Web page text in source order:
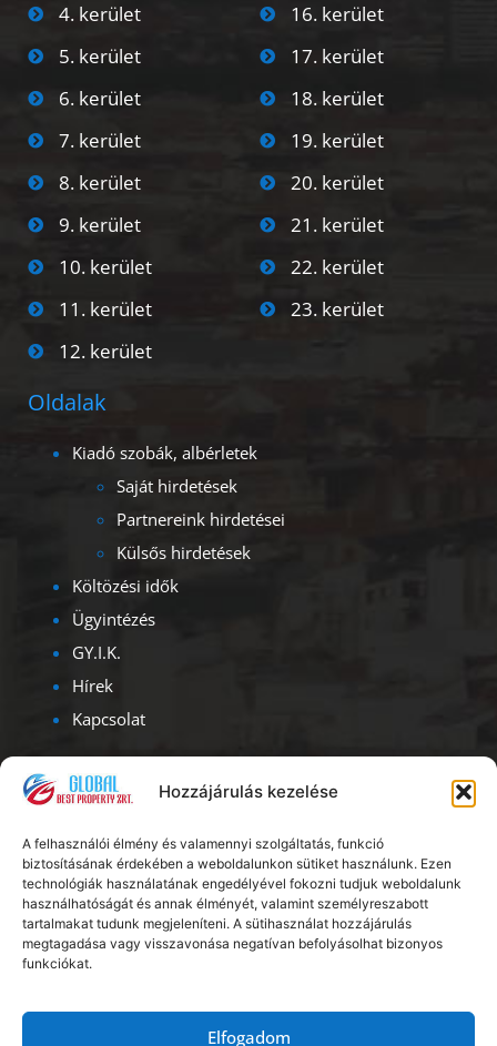
Hozzájárulás kezelése
A felhasználói élmény és valamennyi szolgáltatás, funkció
biztosításának érdekében a weboldalunkon sütiket használunk. Ezen
technológiák használatának engedélyével fokozni tudjuk weboldalunk
használhatóságát és annak élményét, valamint személyreszabott
tartalmakat tudunk megjeleníteni. A sütihasználat hozzájárulás
megtagadása vagy visszavonása negatívan befolyásolhat bizonyos
funkciókat.
Elfogadom
4. kerület
5. kerület
6. kerület
7. kerület
8. kerület
9. kerület
10. kerület
11. kerület
12. kerület
16. kerület
17. kerület
18. kerület
19. kerület
20. kerület
21. kerület
22. kerület
23. kerület
Oldalak
Kiadó szobák, albérletek
Saját hirdetések
Partnereink hirdetései
Külsős hirdetések
Költözési idők
Ügyintézés
GY.I.K.
Hírek
Kapcsolat
Kapcsolat
1093, Budapest, Lónyay u. 47.
Albérlet Corporation
Ügyfélszolgálat: H – V: 08.00 – 20.00
Telefon:
E-mail:info@kiadoszobabudapest.hu